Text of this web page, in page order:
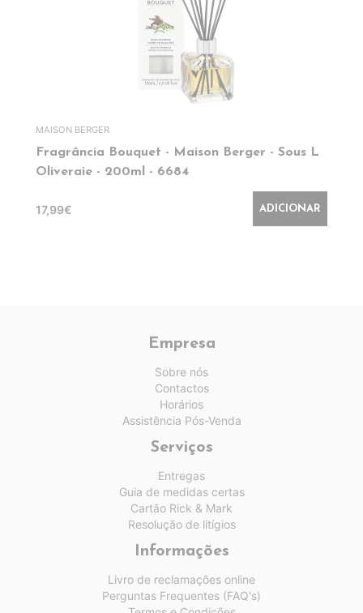
MAISON BERGER
Fragrância Bouquet - Maison Berger - Sous L
Oliveraie - 200ml - 6684
17,99€ ADICIONAR
Empresa
Sobre nós
Contactos
Horários
Assistência Pós-Venda
Serviços
Entregas
Guia de medidas certas
Cartão Rick & Mark
Resolução de litígios
Informações
Livro de reclamações online
Perguntas Frequentes (FAQ's)